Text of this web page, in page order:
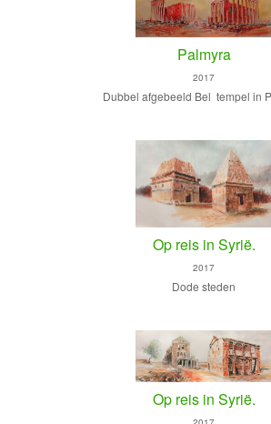
Palmyra
2017
Dubbel afgebeeld Bel tempel in
Op reis in Syrië.
2017
Dode steden
Op reis in Syrië.